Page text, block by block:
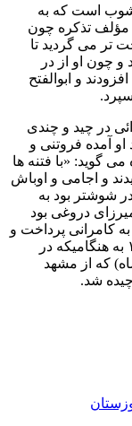
است که به
مؤلف تذکره چون
تر می گردید تا
و چون او از در
و ابوالفتح
در چید و چندی
آمده فروتنی و
گوید: «با فتنه ها
و اجامی و اوباش
شوشتر بود به
دروغی بود
کامرانی پرداخت و
دو سال دیگر بدینسان پسر داد تا در سال ۱۱۴۰ به هنگامیکه در
که از مشهد
شد.